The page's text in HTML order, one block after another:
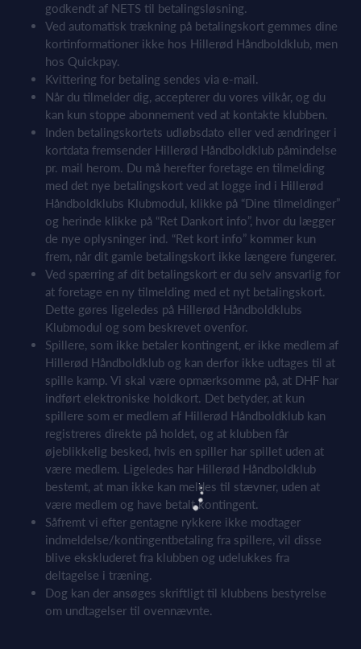
godkendt af NETS til betalingsløsning.
Ved automatisk trækning på betalingskort gemmes dine
kortinformationer ikke hos Hillerød Håndboldklub, men
hos Quickpay.
Kvittering for betaling sendes via e-mail.
Når du tilmelder dig, accepterer du vores vilkår, og du
kan kun stoppe abonnement ved at kontakte klubben.
Inden betalingskortets udløbsdato eller ved ændringer i
kortdata fremsender Hillerød Håndboldklub påmindelse
pr. mail herom. Du må herefter foretage en tilmelding
med det nye betalingskort ved at logge ind i Hillerød
Håndboldklubs Klubmodul, klikke på “Dine tilmeldinger”
og herinde klikke på “Ret Dankort info”, hvor du lægger
de nye oplysninger ind. “Ret kort info” kommer kun
frem, når dit gamle betalingskort ikke længere fungerer.
Ved spærring af dit betalingskort er du selv ansvarlig for
at foretage en ny tilmelding med et nyt betalingskort.
Dette gøres ligeledes på Hillerød Håndboldklubs
Klubmodul og som beskrevet ovenfor.
Spillere, som ikke betaler kontingent, er ikke medlem af
Hillerød Håndboldklub og kan derfor ikke udtages til at
spille kamp. Vi skal være opmærksomme på, at DHF har
indført elektroniske holdkort. Det betyder, at kun
spillere som er medlem af Hillerød Håndboldklub kan
registreres direkte på holdet, og at klubben får
øjeblikkelig besked, hvis en spiller har spillet uden at
være medlem. Ligeledes har Hillerød Håndboldklub
bestemt, at man ikke kan meldes til stævner, uden at
være medlem og have betalt kontingent.
Såfremt vi efter gentagne rykkere ikke modtager
indmeldelse/kontingentbetaling fra spillere, vil disse
blive ekskluderet fra klubben og udelukkes fra
deltagelse i træning.
Dog kan der ansøges skriftligt til klubbens bestyrelse
om undtagelser til ovennævnte.